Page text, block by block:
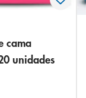
cama
unidades